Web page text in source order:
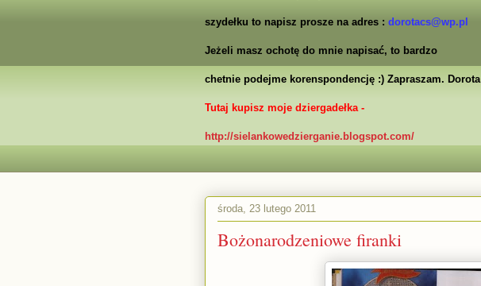
szydełku to napisz prosze na adres : dorotacs@wp.pl
Jeżeli masz ochotę do mnie napisać, to bardzo
chetnie podejme korenspondencję :) Zapraszam. Dorota
Tutaj kupisz moje dziergadełka -
http://sielankowedzierganie.blogspot.com/
środa, 23 lutego 2011
Bożonarodzeniowe firanki